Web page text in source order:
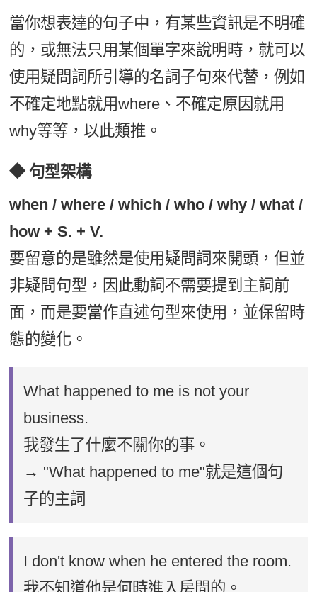
當你想表達的句子中，有某些資訊是不明確
的，或無法只用某個單字來說明時，就可以
使用疑問詞所引導的名詞子句來代替，例如
不確定地點就用where、不確定原因就用
why等等，以此類推。
◆ 句型架構
when / where / which / who / why / what /
how + S. + V.
要留意的是雖然是使用疑問詞來開頭，但並
非疑問句型，因此動詞不需要提到主詞前
面，而是要當作直述句型來使用，並保留時
態的變化。
What happened to me is not your
business.
我發生了什麼不關你的事。
→ "What happened to me"就是這個句
子的主詞
I don't know when he entered the room.
我不知道他是何時進入房間的。